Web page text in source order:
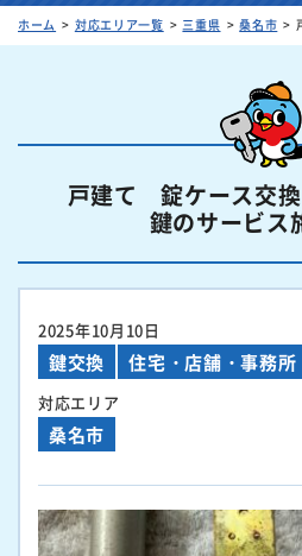
ホーム 対応エリア一覧 三重県 桑名市
戸建て 錠ケース交
鍵のサービス
2025年10月10日
鍵交換 住宅・店舗・事務所
対応エリア
桑名市